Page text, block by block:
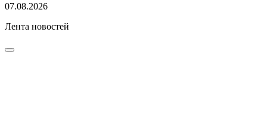
07.08.2026
Лента новостей